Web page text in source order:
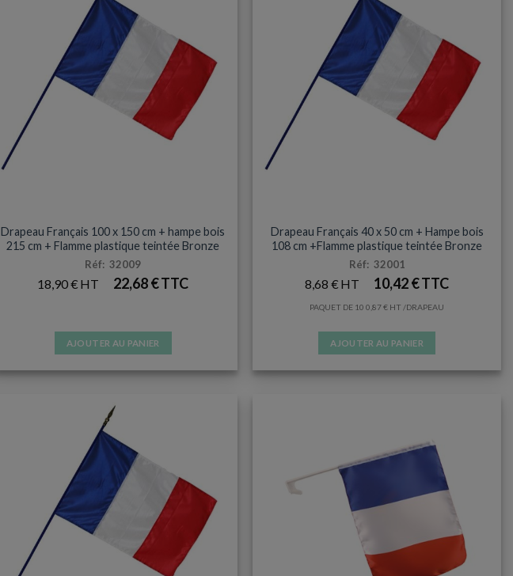
Drapeau Français 100 x 150 cm + hampe bois
215 cm + Flamme plastique teintée Bronze
Réf: 32009
18,90€ 22,68€
AJOUTER AU PANIER
Drapeau Français 40 x 50 cm + Hampe bois
108 cm +Flamme plastique teintée Bronze
Réf: 32001
8,68€ 10,42€
PAQUET DE 10 0,87€ /DRAPEAU
AJOUTER AU PANIER